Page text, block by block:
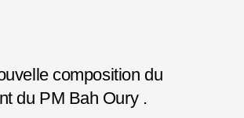
composition du
du PM Bah Oury .